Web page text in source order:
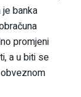
banka
promjeni
a u biti se